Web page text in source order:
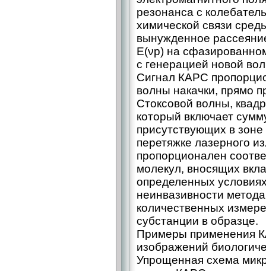
резонанса с
химической связи
вынужденное
E(νp) на
с генерацией новой
Сигнал КАРС
волны накачки, прямо
Стоксовой волны,
который включает
присутствующих в
перетяжке лазерного
пропорционален
молекул, вносящих
определенных
неинвазивности
количественных
субстанции в образце.
Примеры применения
изображений
Упрощенная схема